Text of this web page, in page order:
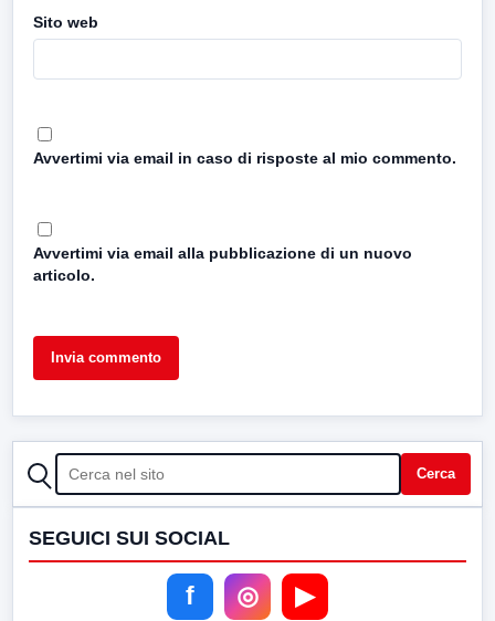
Sito web
Avvertimi via email in caso di risposte al mio commento.
Avvertimi via email alla pubblicazione di un nuovo
articolo.
CERCA Cerca
SEGUICI SUI SOCIAL
f ◎ ▶